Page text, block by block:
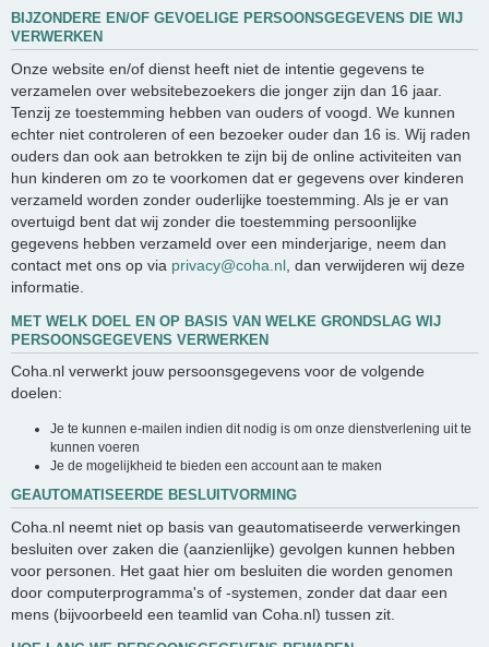
BIJZONDERE EN/OF GEVOELIGE PERSOONSGEGEVENS DIE WIJ
VERWERKEN
Onze website en/of dienst heeft niet de intentie gegevens te
verzamelen over websitebezoekers die jonger zijn dan 16 jaar.
Tenzij ze toestemming hebben van ouders of voogd. We kunnen
echter niet controleren of een bezoeker ouder dan 16 is. Wij raden
ouders dan ook aan betrokken te zijn bij de online activiteiten van
hun kinderen om zo te voorkomen dat er gegevens over kinderen
verzameld worden zonder ouderlijke toestemming. Als je er van
overtuigd bent dat wij zonder die toestemming persoonlijke
gegevens hebben verzameld over een minderjarige, neem dan
contact met ons op via privacy@coha.nl , dan verwijderen wij deze
informatie.
MET WELK DOEL EN OP BASIS VAN WELKE GRONDSLAG WIJ
PERSOONSGEGEVENS VERWERKEN
Coha.nl verwerkt jouw persoonsgegevens voor de volgende
doelen:
Je te kunnen e-mailen indien dit nodig is om onze dienstverlening uit te
kunnen voeren
Je de mogelijkheid te bieden een account aan te maken
GEAUTOMATISEERDE BESLUITVORMING
Coha.nl neemt niet op basis van geautomatiseerde verwerkingen
besluiten over zaken die (aanzienlijke) gevolgen kunnen hebben
voor personen. Het gaat hier om besluiten die worden genomen
door computerprogramma's of -systemen, zonder dat daar een
mens (bijvoorbeeld een teamlid van Coha.nl) tussen zit.